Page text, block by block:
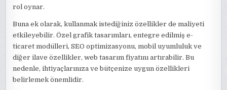
rol oynar.
Buna ek olarak, kullanmak istediğiniz özellikler de maliyeti
etkileyebilir. Özel grafik tasarımları, entegre edilmiş e-
ticaret modülleri, SEO optimizasyonu, mobil uyumluluk ve
diğer ilave özellikler, web tasarım fiyatını artırabilir. Bu
nedenle, ihtiyaçlarınıza ve bütçenize uygun özellikleri
belirlemek önemlidir.